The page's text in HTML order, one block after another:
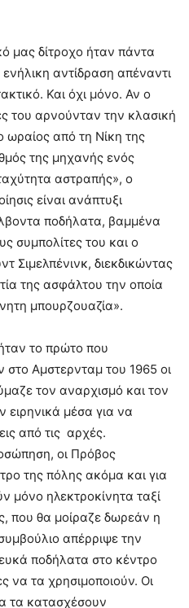
μας δίτροχο ήταν πάντα
αντίδραση απέναντι
Και όχι μόνο. Αν ο
του αρνούνταν την κλασική
ωραίος από τη Νίκη της
της μηχανής ενός
αστραπής», ο
είναι ανάπτυξι
ποδήλατα, βαμμένα
συμπολίτες του και ο
Σιμελπένινκ, διεκδικώντας
της ασφάλτου την οποία
μπουρζουαζία».
το πρώτο που
Αμστερνταμ του 1965 οι
τον αναρχισμό και τον
ειρηνικά μέσα για να
από τις αρχές.
οι Πρόβος
της πόλης ακόμα και για
μόνο ηλεκτροκίνητα ταξί
που θα μοίραζε δωρεάν η
απέρριψε την
ποδήλατα στο κέντρο
να τα χρησιμοποιούν. Οι
τα κατασχέσουν